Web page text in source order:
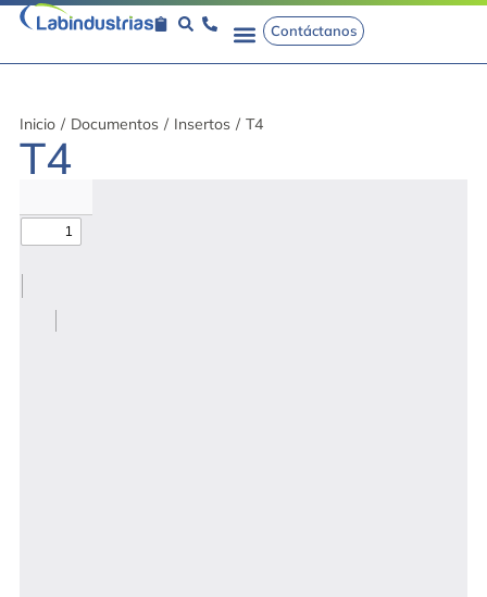
Contáctanos
Inicio / Documentos / Insertos / T4
T4